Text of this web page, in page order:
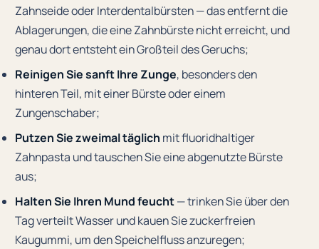
Zahnseide oder Interdentalbürsten — das entfernt die
Ablagerungen, die eine Zahnbürste nicht erreicht, und
genau dort entsteht ein Großteil des Geruchs;
Reinigen Sie sanft Ihre Zunge, besonders den
hinteren Teil, mit einer Bürste oder einem
Zungenschaber;
Putzen Sie zweimal täglich mit fluoridhaltiger
Zahnpasta und tauschen Sie eine abgenutzte Bürste
aus;
Halten Sie Ihren Mund feucht— trinken Sie über den
Tag verteilt Wasser und kauen Sie zuckerfreien
Kaugummi, um den Speichelfluss anzuregen;